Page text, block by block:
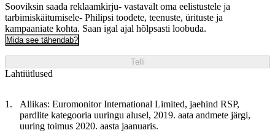
Sooviksin saada reklaamkirju- vastavalt oma eelistustele ja
tarbimiskäitumisele- Philipsi toodete, teenuste, ürituste ja
kampaaniate kohta. Saan igal ajal hõlpsasti loobuda.
Mida see tähendab?
Telli
Lahtiütlused
Allikas: Euromonitor International Limited, jaehind RSP,
pardlite kategooria uuringu alusel, 2019. aata andmete järgi,
uuring toimus 2020. aasta jaanuaris.